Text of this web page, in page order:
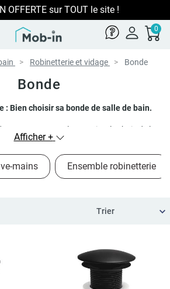
OFFERTE sur TOUT le site !
0
Robinetterie et vidage Bonde
Bonde
: Bien choisir sa bonde de salle de bain.
votre vasque ou lave-mains, le choix de la
l'étape technique cruciale pour garantir
Chez Mob-in, nous avons simplifié cette
des modèles adaptés à chaque
avec trop-pleinpour les lavabos avec trop
texturés en béton et grès , nos systèmes
Afficher +
mains Ensemble robinetterie